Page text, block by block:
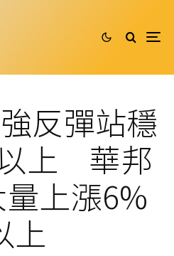
反彈站穩
上 華邦
上漲6%
上